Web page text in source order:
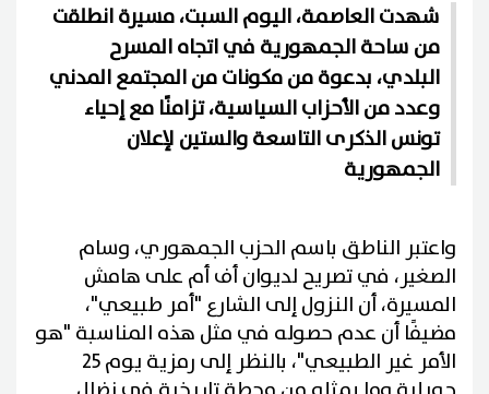
شهدت العاصمة، اليوم السبت، مسيرة انطلقت
من ساحة الجمهورية في اتجاه المسرح
البلدي، بدعوة من مكونات من المجتمع المدني
وعدد من الأحزاب السياسية، تزامنًا مع إحياء
تونس الذكرى التاسعة والستين لإعلان
الجمهورية
واعتبر الناطق باسم الحزب الجمهوري، وسام
الصغير، في تصريح لديوان أف أم على هامش
المسيرة، أن النزول إلى الشارع "أمر طبيعي"،
مضيفًا أن عدم حصوله في مثل هذه المناسبة "هو
الأمر غير الطبيعي"، بالنظر إلى رمزية يوم 25